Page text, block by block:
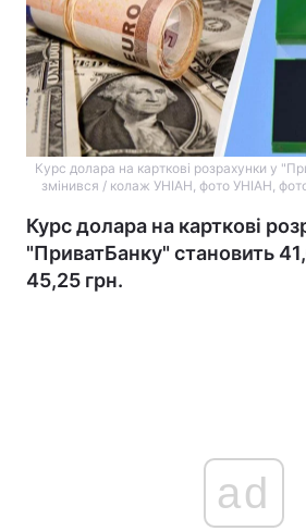
Курс долара на карткові розрахунки у
змінився / колаж УНІАН, фото УНІАН,
Курс долара на карткові
"ПриватБанку" становить
45,25 грн.
ad